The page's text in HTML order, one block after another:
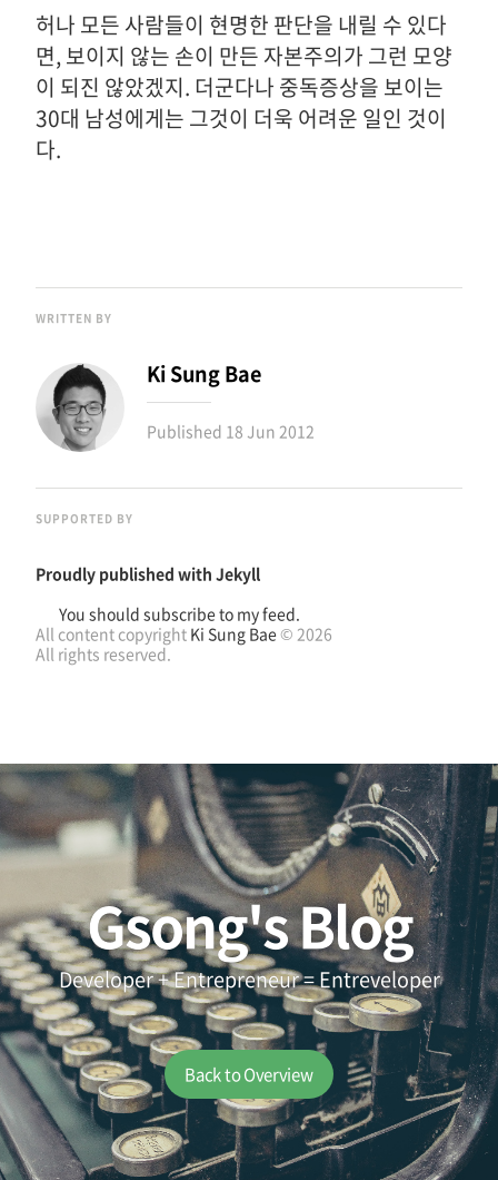
허나 모든 사람들이 현명한 판단을 내릴 수 있다
면, 보이지 않는 손이 만든 자본주의가 그런 모양
이 되진 않았겠지. 더군다나 중독증상을 보이는
30대 남성에게는 그것이 더욱 어려운 일인 것이
다.
WRITTEN BY
Ki Sung Bae
Published 18 Jun 2012
SUPPORTED BY
Proudly published with Jekyll
You should subscribe to my feed.
All content copyright Ki Sung Bae© 2026
All rights reserved.
Gsong's Blog
Developer + Entrepreneur = Entreveloper
Back to Overview